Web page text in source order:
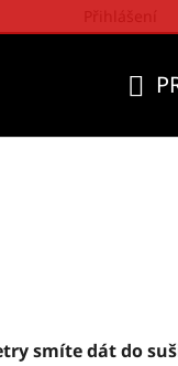
smíte dát do